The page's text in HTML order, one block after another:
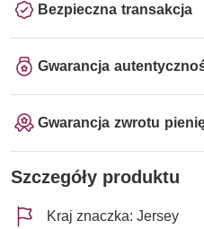
Bezpieczna transakcja
Gwarancja
Gwarancja zwrotu
Szczegóły produktu
Kraj znaczka: Jersey